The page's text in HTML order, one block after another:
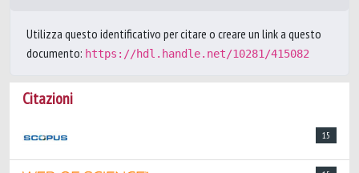
Utilizza questo identificativo per citare o creare un link a questo
documento: https://hdl.handle.net/10281/415082
Citazioni
15